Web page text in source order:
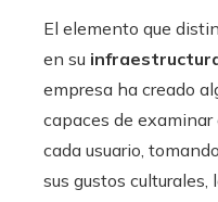
El elemento que
en su
empresa ha creado
capaces de
cada usuario,
sus gustos culturales,